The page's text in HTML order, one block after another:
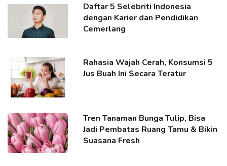
Daftar 5 Selebriti Indonesia
dengan Karier dan Pendidikan
Cemerlang
Rahasia Wajah Cerah, Konsumsi 5
Jus Buah Ini Secara Teratur
Tren Tanaman Bunga Tulip, Bisa
Jadi Pembatas Ruang Tamu & Bikin
Suasana Fresh